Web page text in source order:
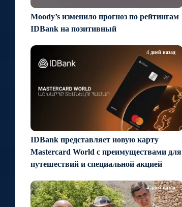
Moody’s изменило прогноз по рейтингам
IDBank на позитивный
IDBank представляет новую карту
Mastercard World с преимуществами для
путешествий и специальной акцией
4 дней назад
4 дней назад